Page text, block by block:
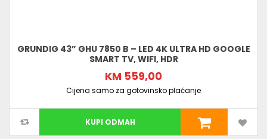
GRUNDIG 43” GHU 7850 B – LED 4K ULTRA HD GOOGLE
SMART TV, WIFI, HDR
KM 559,00
Cijena samo za gotovinsko plaćanje
KUPI ODMAH